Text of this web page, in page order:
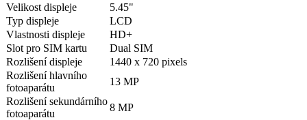
Velikost displeje
5.45"
Typ displeje
LCD
Vlastnosti displeje
HD+
Slot pro SIM kartu
Dual SIM
Rozlišení displeje
1440 x 720 pixels
Rozlišení hlavního
fotoaparátu
13 MP
Rozlišení sekundárního
fotoaparátu
8 MP